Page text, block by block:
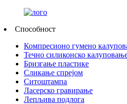
Способност
Компресионо гумено
Течно силиконско
Бризгање пластике
Сликање спрејом
Ситоштампа
Ласерско гравирање
Лепљива подлога